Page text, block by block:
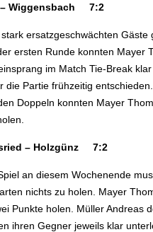
– Wiggensbach 7:2
ersatzgeschwächten Gäste
ersten Runde konnten Mayer
im Match Tie-Break
die Partie frühzeitig
Doppeln konnten Mayer
– Holzgünz 7:2
an diesem Wochenende
nichts zu holen. Mayer
Punkte holen. Müller Andreas
ihren Gegner jeweils klar